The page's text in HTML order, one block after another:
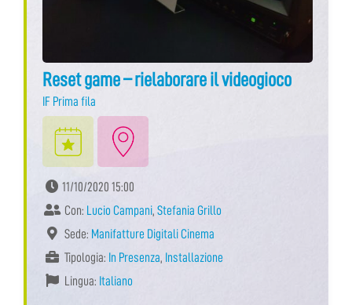
Reset game – rielaborare il videogioco
IF Prima fila
11/10/2020 15:00
Con: Lucio Campani, Stefania Grillo
Sede: Manifatture Digitali Cinema
Tipologia: In Presenza, Installazione
Lingua: Italiano